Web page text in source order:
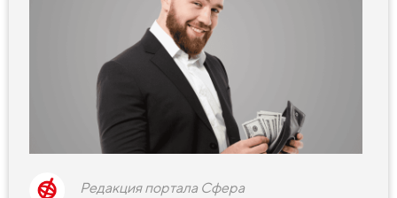
Редакция портала Сфера